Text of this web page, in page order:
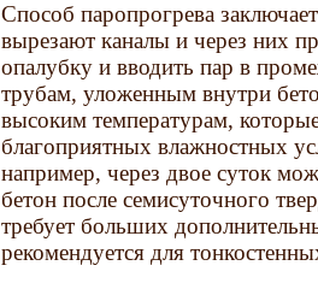
Способ паропрогрева
вырезают каналы и через них
опалубку и вводить пар в
трубам, уложенным внутри
высоким температурам,
благоприятных влажностных
например, через двое суток
бетон после семисуточного
требует больших
рекомендуется для